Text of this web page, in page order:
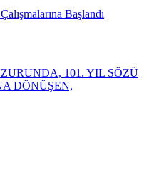
Başlandı
101. YIL SÖZÜ
DÖNÜŞEN,